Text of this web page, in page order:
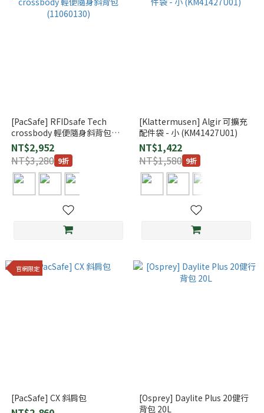
[PacSafe] RFIDsafe Tech
crossbody 輕便隨身斜背包
(11060130)
NT$2,952
NT$3,280 9折
[Klattermusen] Algir 可擴充
配件袋 - 小 (KM41427U01)
NT$1,422
NT$1,580 9折
官網限定
[PacSafe] CX 斜肩包
[Osprey] Daylite Plus 20健行
背包 20L